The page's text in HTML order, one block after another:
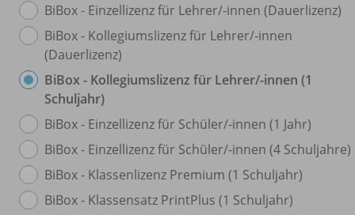
BiBox - Einzellizenz für Lehrer/-innen (Dauerlizenz)
BiBox - Kollegiumslizenz für Lehrer/-innen
(Dauerlizenz)
BiBox - Kollegiumslizenz für Lehrer/-innen (1
Schuljahr)
BiBox - Einzellizenz für Schüler/-innen (1 Jahr)
BiBox - Einzellizenz für Schüler/-innen (4 Schuljahre)
BiBox - Klassenlizenz Premium (1 Schuljahr)
BiBox - Klassensatz PrintPlus (1 Schuljahr)